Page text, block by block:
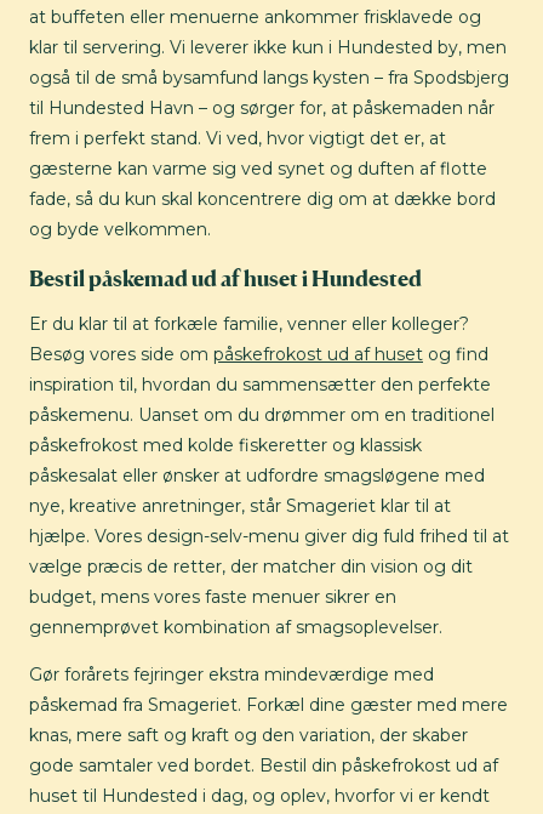
at buffeten eller menuerne ankommer frisklavede og
klar til servering. Vi leverer ikke kun i Hundested by, men
også til de små bysamfund langs kysten – fra Spodsbjerg
til Hundested Havn – og sørger for, at påskemaden når
frem i perfekt stand. Vi ved, hvor vigtigt det er, at
gæsterne kan varme sig ved synet og duften af flotte
fade, så du kun skal koncentrere dig om at dække bord
og byde velkommen.
Bestil påskemad ud af huset i Hundested
Er du klar til at forkæle familie, venner eller kolleger?
Besøg vores side om påskefrokost ud af huset og find
inspiration til, hvordan du sammensætter den perfekte
påskemenu. Uanset om du drømmer om en traditionel
påskefrokost med kolde fiskeretter og klassisk
påskesalat eller ønsker at udfordre smagsløgene med
nye, kreative anretninger, står Smageriet klar til at
hjælpe. Vores design-selv-menu giver dig fuld frihed til at
vælge præcis de retter, der matcher din vision og dit
budget, mens vores faste menuer sikrer en
gennemprøvet kombination af smagsoplevelser.
Gør forårets fejringer ekstra mindeværdige med
påskemad fra Smageriet. Forkæl dine gæster med mere
knas, mere saft og kraft og den variation, der skaber
gode samtaler ved bordet. Bestil din påskefrokost ud af
huset til Hundested i dag, og oplev, hvorfor vi er kendt